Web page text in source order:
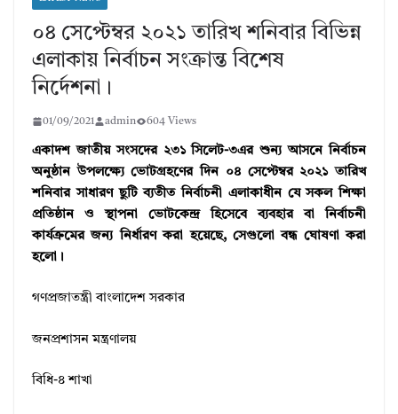
০৪ সেপ্টেম্বর ২০২১ তারিখ শনিবার বিভিন্ন
এলাকায় নির্বাচন সংক্রান্ত বিশেষ
নির্দেশনা।
01/09/2021 admin 604 Views
একাদশ জাতীয় সংসদের ২৩১ সিলেট-৩এর শুন্য আসনে নির্বাচন
অনুষ্ঠান উপলক্ষ্যে ভোটগ্রহণের দিন ০৪ সেপ্টেম্বর ২০২১ তারিখ
শনিবার সাধারণ ছুটি ব্যতীত নির্বাচনী এলাকাধীন যে সকল শিক্ষা
প্রতিষ্ঠান ও স্থাপনা ভোটকেন্দ্র হিসেবে ব্যবহার বা নির্বাচনী
কার্যক্রমের জন্য নির্ধারণ করা হয়েছে, সেগুলো বন্ধ ঘোষণা করা
হলো।
গণপ্রজাতন্ত্রী বাংলাদেশ সরকার
জনপ্রশাসন মন্ত্রণালয়
বিধি-৪ শাখা